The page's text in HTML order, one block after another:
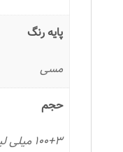
پایه رنگ
مسی
حجم
100+3 میلی لیتر